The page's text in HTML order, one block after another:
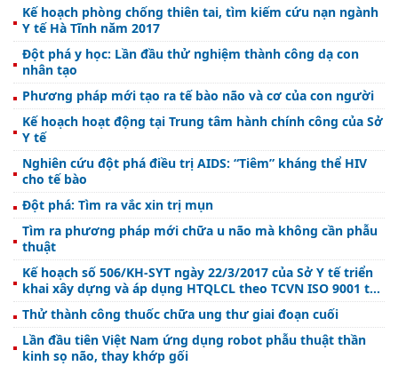
Kế hoạch phòng chống thiên tai, tìm kiếm cứu nạn ngành
Y tế Hà Tĩnh năm 2017
Đột phá y học: Lần đầu thử nghiệm thành công dạ con
nhân tạo
Phương pháp mới tạo ra tế bào não và cơ của con người
Kế hoạch hoạt động tại Trung tâm hành chính công của Sở
Y tế
Nghiên cứu đột phá điều trị AIDS: “Tiêm” kháng thể HIV
cho tế bào
Đột phá: Tìm ra vắc xin trị mụn
Tìm ra phương pháp mới chữa u não mà không cần phẫu
thuật
Kế hoạch số 506/KH-SYT ngày 22/3/2017 của Sở Y tế triển
khai xây dựng và áp dụng HTQLCL theo TCVN ISO 9001 tại
Sở Y tế Hà Tĩnh năm 2017
Thử thành công thuốc chữa ung thư giai đoạn cuối
Lần đầu tiên Việt Nam ứng dụng robot phẫu thuật thần
kinh sọ não, thay khớp gối